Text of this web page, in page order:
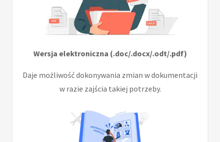
Wersja elektroniczna (.doc/.docx/.odt/.pdf)
Daje możliwość dokonywania zmian w dokumentacji
w razie zajścia takiej potrzeby.